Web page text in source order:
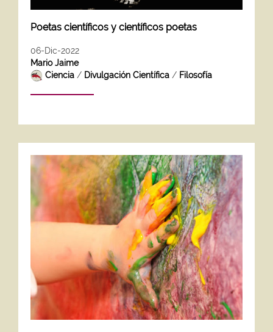
Poetas científicos y científicos poetas
06-Dic-2022
Mario Jaime
Ciencia / Divulgación Científica / Filosofía